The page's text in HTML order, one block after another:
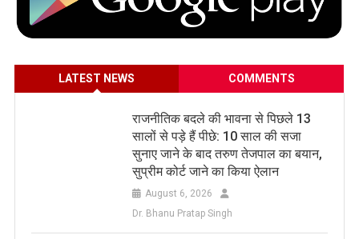
LATEST NEWS COMMENTS
राजनीतिक बदले की भावना से पिछले 13
सालों से पड़े हैं पीछे: 10 साल की सजा
सुनाए जाने के बाद तरुण तेजपाल का बयान,
सुप्रीम कोर्ट जाने का किया ऐलान
August 6, 2026
Dr. Bhanu Pratap Singh